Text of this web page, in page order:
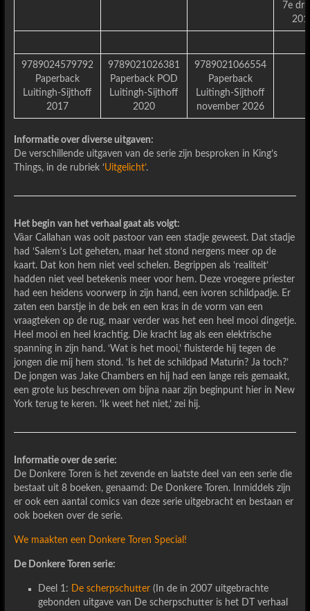
7e
9789024579792
Paperback
Luitingh-Sijthoff
2017
9789021026381
Paperback POD
Luitingh-Sijthoff
2020
9789021066554
Paperback
Luitingh-Sijthoff
november 2026
Informatie over diverse uitgaven:
De verschillende uitgaven van de serie zijn besproken in King’s
Things, in de rubriek ‘Uitgelicht’.
Het begin van het verhaal gaat als volgt:
Vâar Callahan was ooit pastoor van een stadje geweest. Dat stadje
had ‘Salem’s Lot geheten, maar het stond nergens meer op de
kaart. Dat kon hem niet veel schelen. Begrippen als ‘realiteit’
hadden niet veel betekenis meer voor hem. Deze vroegere priester
had een heidens voorwerp in zijn hand, een ivoren schildpadje. Er
zaten een barstje in de bek en een kras in de vorm van een
vraagteken op de rug, maar verder was het een heel mooi dingetje.
Heel mooi en heel krachtig. Die kracht lag als een elektrische
spanning in zijn hand. ‘Wat is het mooi,’ fluisterde hij tegen de
jongen die mij hem stond. ‘Is het de schildpad Maturin? Ja toch?’
De jongen was Jake Chambers en hij had een lange reis gemaakt,
een grote lus beschreven om bijna naar zijn beginpunt hier in New
York terug te keren. ‘Ik weet het niet,’ zei hij.
Informatie over de serie:
De Donkere Toren is het zevende en laatste deel van een serie die
bestaat uit 8 boeken, genaamd: De Donkere Toren. Inmiddels zijn
er ook een aantal comics van deze serie uitgebracht en bestaan er
ook boeken over de serie.
We maakten een Donkere Toren Special!
De Donkere Toren serie:
Deel 1: De scherpschutter (In de in 2007 uitgebrachte
gebonden uitgave van De scherpschutter is het DT verhaal